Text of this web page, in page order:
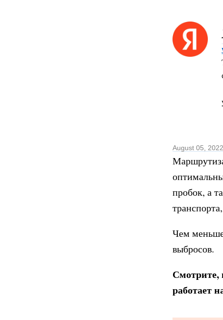
August 05, 2022
пробок, а
Чем
выбросов.
Смотрите,
работает